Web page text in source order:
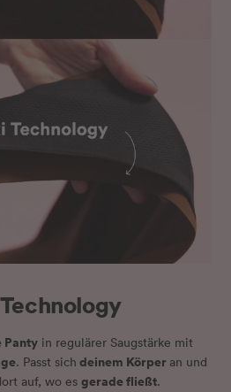
Panty in regulärer Saugstärke mit
. Passt sich deinem Körper an und
auf, wo es gerade fließt.